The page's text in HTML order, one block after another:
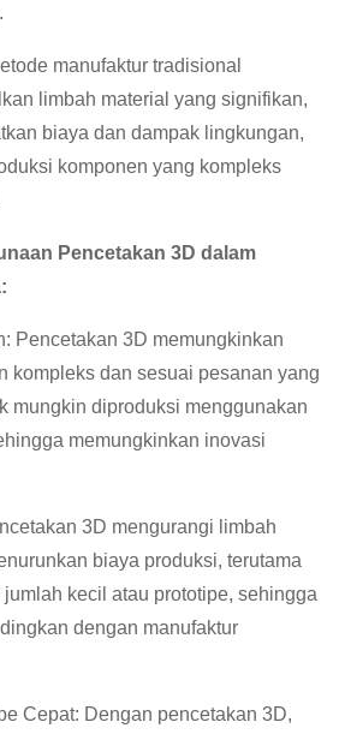
manufaktur tradisional
limbah material yang signifikan,
biaya dan dampak lingkungan,
komponen yang kompleks
Pencetakan 3D dalam
Pencetakan 3D memungkinkan
kompleks dan sesuai pesanan yang
mungkin diproduksi menggunakan
memungkinkan inovasi
3D mengurangi limbah
biaya produksi, terutama
kecil atau prototipe, sehingga
dengan manufaktur
Cepat: Dengan pencetakan 3D,